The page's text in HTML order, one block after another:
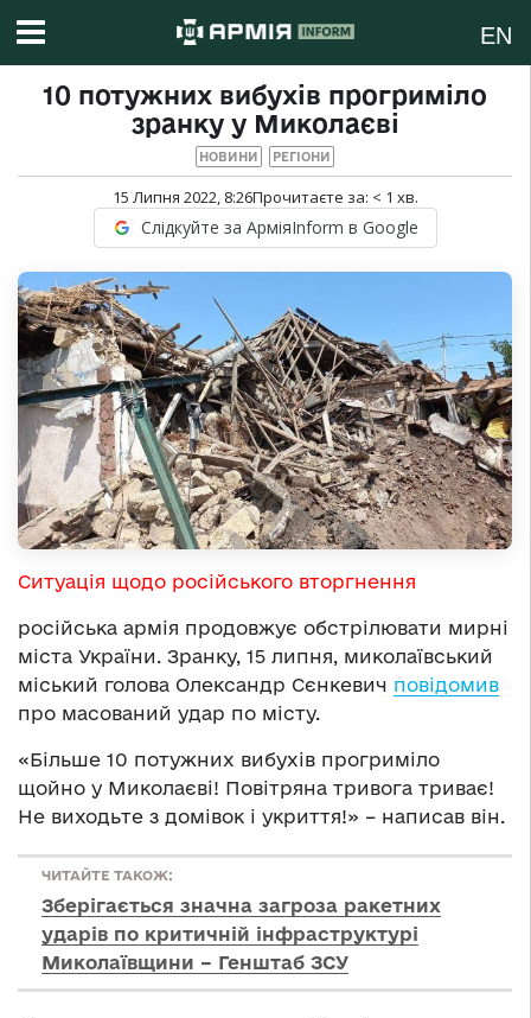
EN
10 потужних вибухів прогриміло
зранку у Миколаєві
НОВИНИ РЕГІОНИ
15 Липня 2022, 8:26Прочитаєте за: < 1 хв.
Слідкуйте за АрміяInform в Google
Ситуація щодо російського вторгнення
російська армія продовжує обстрілювати мирні
міста України. Зранку, 15 липня, миколаївський
міський голова Олександр Сєнкевич повідомив
про масований удар по місту.
«Більше 10 потужних вибухів прогриміло
щойно у Миколаєві! Повітряна тривога триває!
Не виходьте з домівок і укриття!» – написав він.
ЧИТАЙТЕ ТАКОЖ:
Зберігається значна загроза ракетних
ударів по критичній інфраструктурі
Миколаївщини – Генштаб ЗСУ